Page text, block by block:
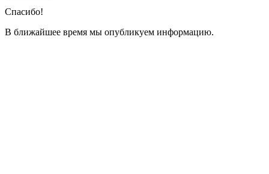
Спасибо!
В ближайшее время мы опубликуем информацию.